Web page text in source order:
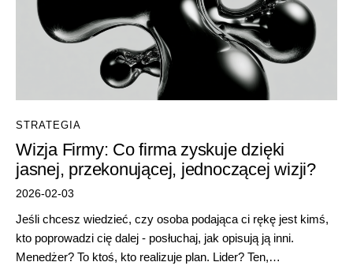
STRATEGIA
Wizja Firmy: Co firma zyskuje dzięki
jasnej, przekonującej, jednoczącej wizji?
2026-02-03
Jeśli chcesz wiedzieć, czy osoba podająca ci rękę jest kimś,
kto poprowadzi cię dalej - posłuchaj, jak opisują ją inni.
Menedżer? To ktoś, kto realizuje plan. Lider? Ten,…